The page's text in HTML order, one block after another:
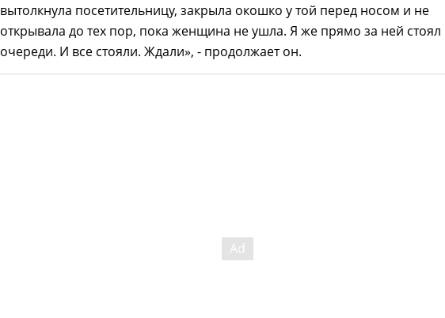
вытолкнула посетительницу, закрыла окошко у той перед носом и не
открывала до тех пор, пока женщина не ушла. Я же прямо за ней стоял
очереди. И все стояли. Ждали», - продолжает он.